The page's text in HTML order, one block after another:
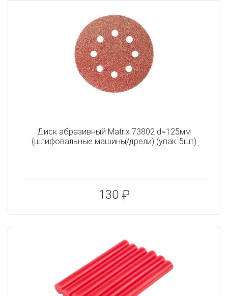
Диск абразивный Matrix 73802 d=125мм
(шлифовальные машины/дрели) (упак.:5шт)
130 ₽